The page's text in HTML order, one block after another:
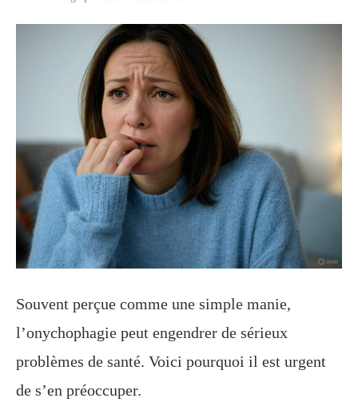
Souvent perçue comme une simple manie,
l’onychophagie peut engendrer de sérieux
problèmes de santé. Voici pourquoi il est urgent
de s’en préoccuper.